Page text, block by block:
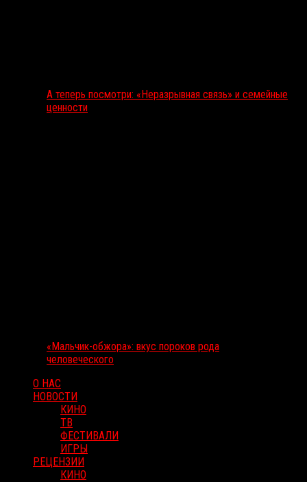
А теперь посмотри: «Неразрывная связь» и семейные
ценности
«Мальчик-обжора»: вкус пороков рода
человеческого
О НАС
НОВОСТИ
КИНО
ТВ
ФЕСТИВАЛИ
ИГРЫ
РЕЦЕНЗИИ
КИНО